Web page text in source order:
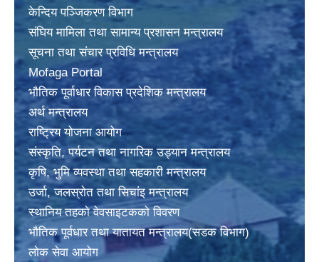
केन्दिय पञ्जिकरण विभाग
संघिय मामिला तथा सामान्य प्रशासन मन्त्रालय
सूचना तथा संचार प्रविधि मन्त्रालय
Mofaga Portal
भाैतिक पूर्वाधार विकास प्रदेशिक मन्त्रालय
अर्थ मन्त्रालय
राष्ट्रिय योजना आयोग
संस्कृति, पर्यटन तथा नागरिक उड्यान मन्त्रालय
कृषि, भुमि व्यवस्था तथा सहकारी मन्त्रालय
उर्जा, जलस्राेत तथा सिचांइ मन्त्रालय
स्थानिय तहकाे वेवसाइटककाे विवरण
भाैतिक पूर्वधार तथा यातायत मन्त्रालय(सडक विभाग)
लाेक सेवा आयोग